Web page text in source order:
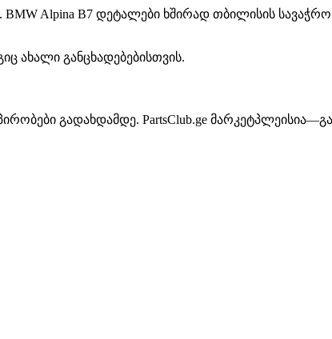
Alpina B7 დეტალები ხშირად თბილისის
ახალი განცხადებებისთვის.
გადახდამდე. PartsClub.ge